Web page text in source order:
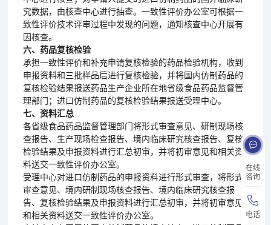
在线
咨询
电话
究数据，由核查中心进行抽查。一致性评价办公室可根据一
致性评价技术评审过程中发现的问题，通知核查中心开展有
因核查。
六、药品复核检验
承担一致性评价和补充申请复核检验的药品检验机构，收到
申报资料和三批样品后进行复核检验，并将国内仿制药品的
复核检验结果报送药品生产企业所在地省级食品药品监督管
理部门；进口仿制药品的复核检验结果报送受理中心。
七、资料汇总
各省级食品药品监督管理部门将形式审查意见、研制现场核
查报告、生产现场检查报告、境内临床研究核查报告、复核
检验结果及申报资料进行汇总初审，并将初审意见和相关资
料送交一致性评价办公室。
受理中心对进口仿制药品的申报资料进行形式审查，将形式
审查意见、境内研制现场核查报告、境内临床研究核查报
告、复核检验结果及申报资料进行汇总初审，并将初审意见
和相关资料送交一致性评价办公室。